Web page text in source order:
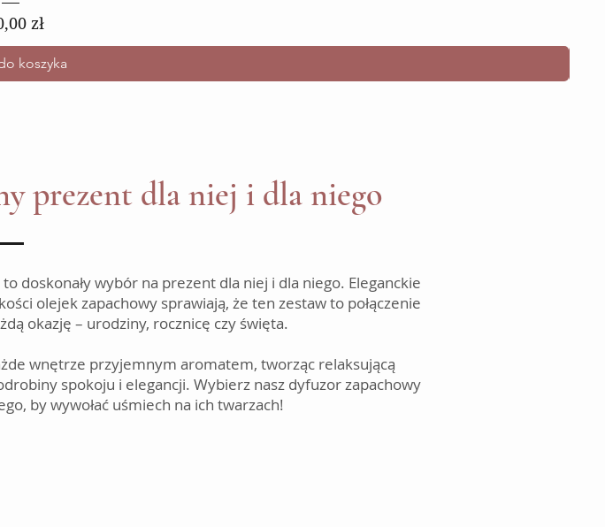
zł
koszyka
prezent dla niej i dla niego
doskonały wybór na prezent dla niej i dla niego. Eleganckie
olejek zapachowy sprawiają, że ten zestaw to połączenie
okazję – urodziny, rocznicę czy święta.
wnętrze przyjemnym aromatem, tworząc relaksującą
spokoju i elegancji. Wybierz nasz dyfuzor zapachowy
by wywołać uśmiech na ich twarzach!